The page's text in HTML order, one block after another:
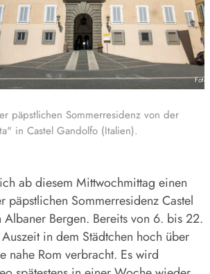
päpstlichen Sommerresidenz von der
in Castel Gandolfo (Italien).
ab diesem Mittwochmittag einen
päpstlichen Sommerresidenz Castel
Bergen. Bereits von 6. bis 22.
in dem Städtchen hoch über
nahe Rom verbracht. Es wird